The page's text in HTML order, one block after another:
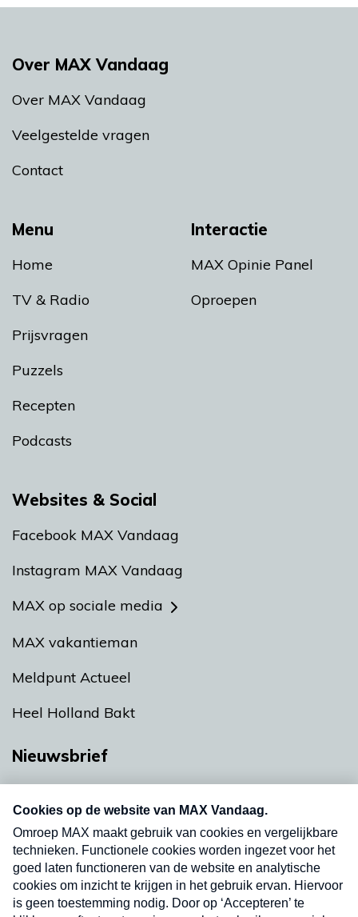
Menu
Home
TV & Radio
Prijsvragen
Puzzels
Recepten
Podcasts
Interactie
MAX Opinie Panel
Oproepen
Over MAX Vandaag
Over MAX Vandaag
Veelgestelde vragen
Contact
Websites & Social
Facebook MAX Vandaag
Instagram MAX Vandaag
MAX op sociale media
MAX vakantieman
Meldpunt Actueel
Heel Holland Bakt
Nieuwsbrief
Neem hier een gratis abonnement op onze
nieuwsbrief. Elke vrijdag- en dinsdagochtend in
uw mailbox.
Verzend